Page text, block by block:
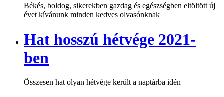
Békés, boldog, sikerekben gazdag és egészségben eltöltött új
évet kívánunk minden kedves olvasónknak
Hat hosszú hétvége 2021-
ben
Összesen hat olyan hétvége került a naptárba idén